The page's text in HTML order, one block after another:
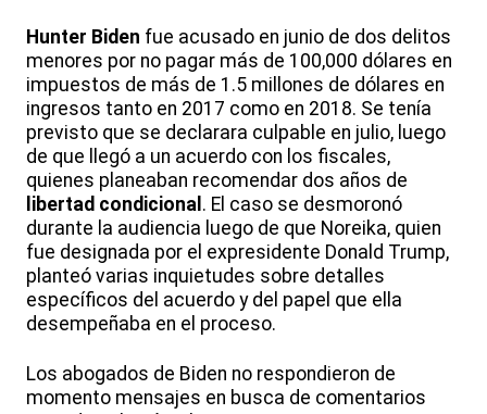
Hunter Biden fue acusado en junio de dos delitos
menores por no pagar más de 100,000 dólares en
impuestos de más de 1.5 millones de dólares en
ingresos tanto en 2017 como en 2018. Se tenía
previsto que se declarara culpable en julio, luego
de que llegó a un acuerdo con los fiscales,
quienes planeaban recomendar dos años de
libertad condicional . El caso se desmoronó
durante la audiencia luego de que Noreika, quien
fue designada por el expresidente Donald Trump,
planteó varias inquietudes sobre detalles
específicos del acuerdo y del papel que ella
desempeñaba en el proceso.
Los abogados de Biden no respondieron de
momento mensajes en busca de comentarios